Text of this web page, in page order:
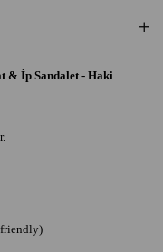
& İp Sandalet - Haki